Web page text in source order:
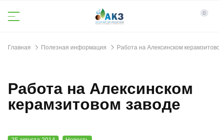
0
Главная Полезная информация Работа на Алексинском
Работа на Алексинском
керамзитовом заводе